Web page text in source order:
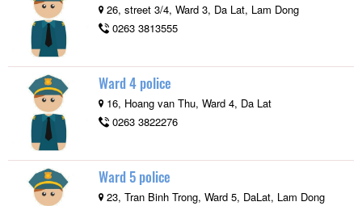
26, street 3/4, Ward 3, Da Lat, Lam Dong
0263 3813555
Ward 4 police
16, Hoang van Thu, Ward 4, Da Lat
0263 3822276
Ward 5 police
23, Tran Binh Trong, Ward 5, DaLat, Lam Dong